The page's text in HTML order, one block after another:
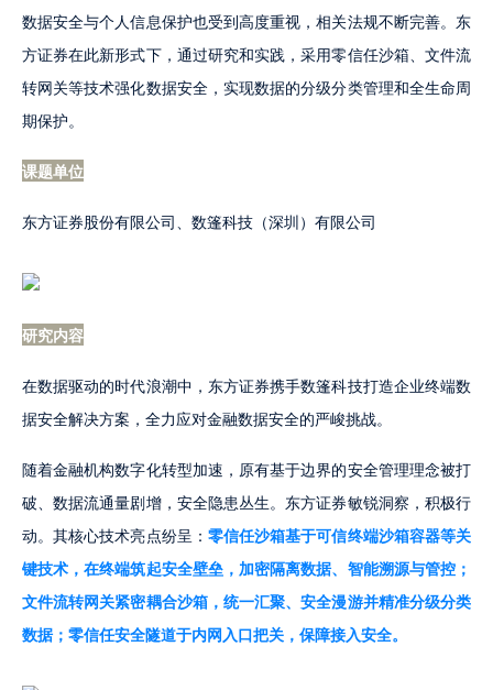
数据安全与个人信息保护也受到高度重视，相关法规不断完善。东
方证券在此新形式下，通过研究和实践，采用零信任沙箱、文件流
转网关等技术强化数据安全，实现数据的分级分类管理和全生命周
期保护。
课题单位
东方证券股份有限公司、数篷科技（深圳）有限公司
研究内容
在数据驱动的时代浪潮中，东方证券携手数篷科技打造企业终端数
据安全解决方案，全力应对金融数据安全的严峻挑战。
随着金融机构数字化转型加速，原有基于边界的安全管理理念被打
破、数据流通量剧增，安全隐患丛生。东方证券敏锐洞察，积极行
动。其核心技术亮点纷呈： 零信任沙箱基于可信终端沙箱容器等关
键技术，在终端筑起安全壁垒，加密隔离数据、智能溯源与管控；
文件流转网关紧密耦合沙箱，统一汇聚、安全漫游并精准分级分类
数据；零信任安全隧道于内网入口把关，保障接入安全。